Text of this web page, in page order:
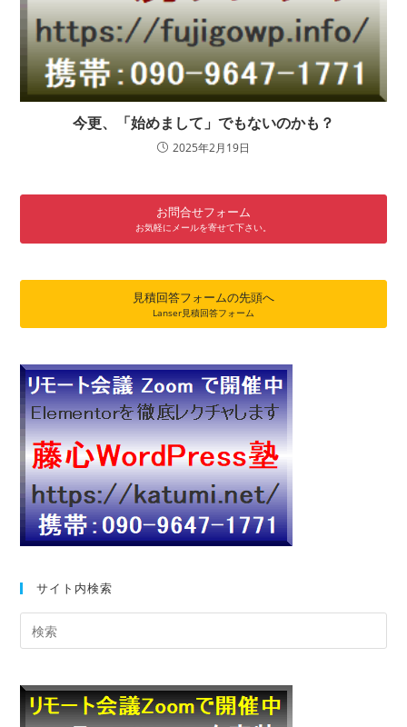
今更、「始めまして」でもないのかも？
2025年2月19日
お問合せフォーム
お気軽にメールを寄せて下さい。
見積回答フォームの先頭へ
Lanser見積回答フォーム
サイト内検索